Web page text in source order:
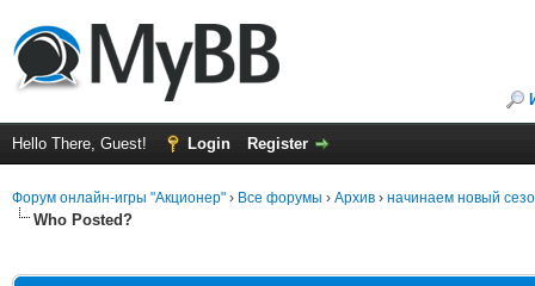
Hello There, Guest! Login Register
Форум онлайн-игры "Акционер" › Все форумы › Архив › начинаем новый
Who Posted?